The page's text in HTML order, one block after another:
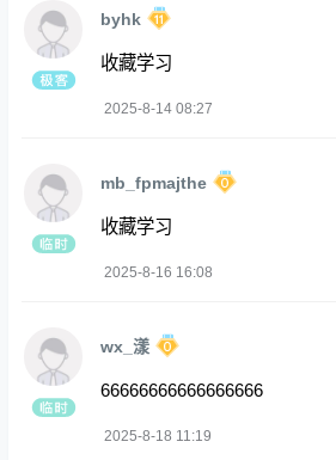
byhk
收藏学习
2025-8-14 08:27
mb_fpmajthe
收藏学习
2025-8-16 16:08
wx_漾
66666666666666666
2025-8-18 11:19